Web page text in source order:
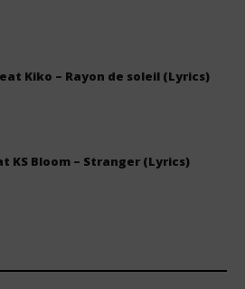
Kiko – Rayon de soleil (Lyrics)
KS Bloom – Stranger (Lyrics)